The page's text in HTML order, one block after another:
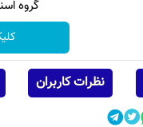
گروه اسنپ
نظرات کاربران